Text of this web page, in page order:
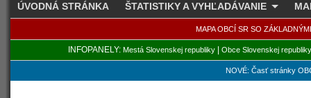
ÚVODNÁ STRÁNKA ŠTATISTIKY A VYHĽADÁVANIE
MAPA OBCÍ SR SO
INFOPANELY: Mestá Slovenskej republiky| Obce Slovenskej republiky
NOVÉ: Časť stránky